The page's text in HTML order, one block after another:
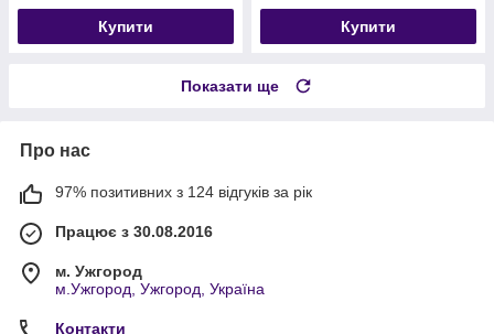
Купити Купити
Показати ще
Про нас
97% позитивних з 124 відгуків за рік
Працює з 30.08.2016
м. Ужгород
м.Ужгород, Ужгород, Україна
Контакти